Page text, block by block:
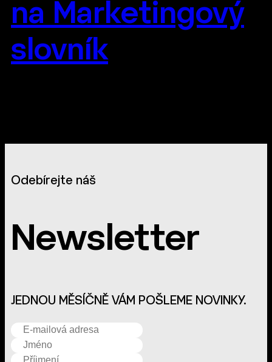
na Marketingový
slovník
Odebírejte náš
Newsletter
JEDNOU MĚSÍČNĚ VÁM POŠLEME NOVINKY.